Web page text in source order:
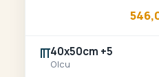
40x50cm +5
Olcu